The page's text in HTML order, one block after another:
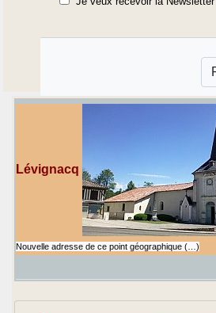
Lévignacq
Nouvelle adresse de ce point géographique (…)